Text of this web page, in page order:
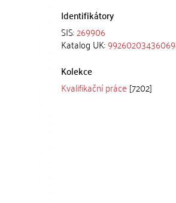
Identifikátory
SIS:269906
Katalog UK:
Kolekce
Kvalifikační práce [7202]